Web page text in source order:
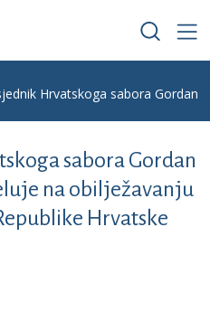
Hrvatskoga sabora Gordan
sabora Gordan
na obilježavanju
Hrvatske